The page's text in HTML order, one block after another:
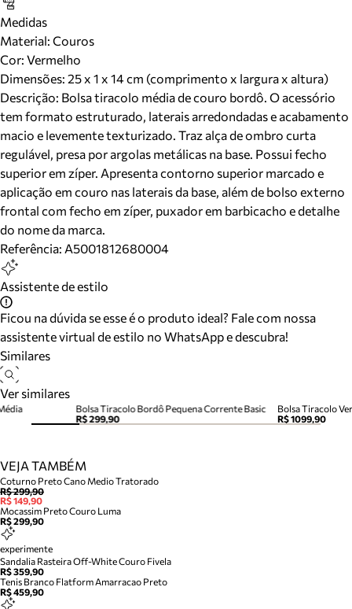
Medidas
Material: Couros
Cor: Vermelho
Dimensões: 25 x 1 x 14 cm (comprimento x largura x altura)
Descrição: Bolsa tiracolo média de couro bordô. O acessório
tem formato estruturado, laterais arredondadas e acabamento
macio e levemente texturizado. Traz alça de ombro curta
regulável, presa por argolas metálicas na base. Possui fecho
superior em zíper. Apresenta contorno superior marcado e
aplicação em couro nas laterais da base, além de bolso externo
frontal com fecho em zíper, puxador em barbicacho e detalhe
do nome da marca.
Referência: A5001812680004
Assistente de estilo
Ficou na dúvida se esse é o produto ideal? Fale com nossa
assistente virtual de estilo no WhatsApp e descubra!
Similares
Ver similares
Bolsa Tiracolo Bordô Pequena Corrente Basic
R$ 299,90
Bolsa Tiracolo
R$ 1099,90
VEJA TAMBÉM
Coturno Preto Cano Medio Tratorado
R$ 299,90
R$ 149,90
Mocassim Preto Couro Luma
R$ 299,90
experimente
Sandalia Rasteira Off-White Couro Fivela
R$ 359,90
Tenis Branco Flatform Amarracao Preto
R$ 459,90